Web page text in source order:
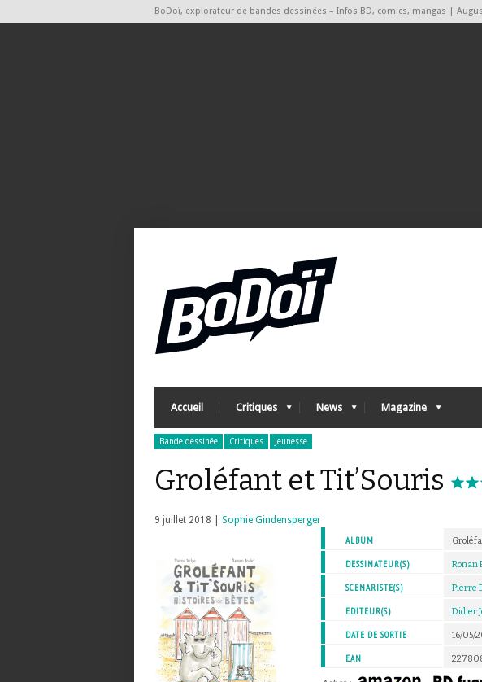
BoDoï, explorateur de bandes dessinées – Infos BD, comics, mangas |
Accueil Critiques News Magazine
Bande dessinée Critiques Jeunesse
Groléfant et Tit’Souris
9 juillet 2018 | Sophie Gindensperger
ALBUM
DESSINATEUR(S) Ronan
SCENARISTE(S) Pierre
EDITEUR(S) Didier
DATE DE SORTIE 16/05/
EAN